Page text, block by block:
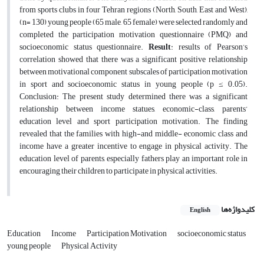
from sports clubs in four Tehran regions (North, South, East and West),
(n= 130) young people (65 male, 65 female) were selected randomly and
completed the participation motivation questionnaire (PMQ) and
socioeconomic status questionnaire. Result: results of Pearson’s
correlation showed that there was a significant positive relationship
between motivational component subscales of participation motivation
in sport and socioeconomic status in young people (p ≤ 0.05).
Conclusion: The present study determined there was a significant
relationship between income statues, economic-class, parents’
education level and sport participation motivation. The finding
revealed that the families with high-and middle- economic class and
income have a greater incentive to engage in physical activity. The
education level of parents, especially fathers play an important role in
encouraging their children to participate in physical activities.
کلیدواژه‌ها English
Education Income Participation Motivation socioeconomic status
young people Physical Activity